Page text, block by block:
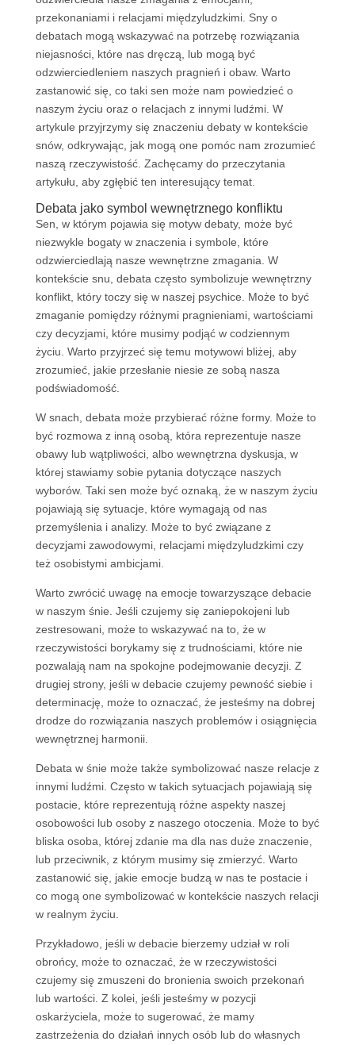
przekonaniami i relacjami międzyludzkimi. Sny o
debatach mogą wskazywać na potrzebę rozwiązania
niejasności, które nas dręczą, lub mogą być
odzwierciedleniem naszych pragnień i obaw. Warto
zastanowić się, co taki sen może nam powiedzieć o
naszym życiu oraz o relacjach z innymi ludźmi. W
artykule przyjrzymy się znaczeniu debaty w kontekście
snów, odkrywając, jak mogą one pomóc nam zrozumieć
naszą rzeczywistość. Zachęcamy do przeczytania
artykułu, aby zgłębić ten interesujący temat.
Debata jako symbol wewnętrznego konfliktu
Sen, w którym pojawia się motyw debaty, może być
niezwykle bogaty w znaczenia i symbole, które
odzwierciedlają nasze wewnętrzne zmagania. W
kontekście snu, debata często symbolizuje wewnętrzny
konflikt, który toczy się w naszej psychice. Może to być
zmaganie pomiędzy różnymi pragnieniami, wartościami
czy decyzjami, które musimy podjąć w codziennym
życiu. Warto przyjrzeć się temu motywowi bliżej, aby
zrozumieć, jakie przesłanie niesie ze sobą nasza
podświadomość.
W snach, debata może przybierać różne formy. Może to
być rozmowa z inną osobą, która reprezentuje nasze
obawy lub wątpliwości, albo wewnętrzna dyskusja, w
której stawiamy sobie pytania dotyczące naszych
wyborów. Taki sen może być oznaką, że w naszym życiu
pojawiają się sytuacje, które wymagają od nas
przemyślenia i analizy. Może to być związane z
decyzjami zawodowymi, relacjami międzyludzkimi czy
też osobistymi ambicjami.
Warto zwrócić uwagę na emocje towarzyszące debacie
w naszym śnie. Jeśli czujemy się zaniepokojeni lub
zestresowani, może to wskazywać na to, że w
rzeczywistości borykamy się z trudnościami, które nie
pozwalają nam na spokojne podejmowanie decyzji. Z
drugiej strony, jeśli w debacie czujemy pewność siebie i
determinację, może to oznaczać, że jesteśmy na dobrej
drodze do rozwiązania naszych problemów i osiągnięcia
wewnętrznej harmonii.
Debata w śnie może także symbolizować nasze relacje z
innymi ludźmi. Często w takich sytuacjach pojawiają się
postacie, które reprezentują różne aspekty naszej
osobowości lub osoby z naszego otoczenia. Może to być
bliska osoba, której zdanie ma dla nas duże znaczenie,
lub przeciwnik, z którym musimy się zmierzyć. Warto
zastanowić się, jakie emocje budzą w nas te postacie i
co mogą one symbolizować w kontekście naszych relacji
w realnym życiu.
Przykładowo, jeśli w debacie bierzemy udział w roli
obrońcy, może to oznaczać, że w rzeczywistości
czujemy się zmuszeni do bronienia swoich przekonań
lub wartości. Z kolei, jeśli jesteśmy w pozycji
oskarżyciela, może to sugerować, że mamy
zastrzeżenia do działań innych osób lub do własnych